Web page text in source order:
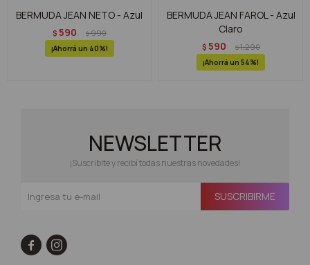
BERMUDA JEAN NETO - Azul
$ 590 $990
40
BERMUDA JEAN FAROL - Azul
Claro
$ 590 $1.290
54
NEWSLETTER
¡Suscribite y recibí todas nuestras novedades!
SUSCRIBIRME
 